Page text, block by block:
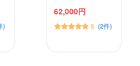
)
62,000円
5 (2件)